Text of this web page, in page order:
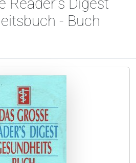
Reader's Digest
- Buch